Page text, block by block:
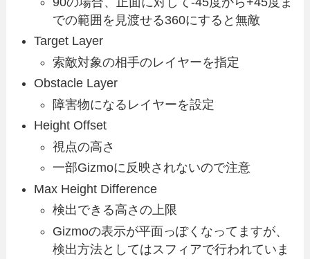
での範囲を見渡せる360にすると無敵
Target Layer
索敵対象の相手のレイヤーを指定
Obstacle Layer
障害物になるレイヤーを設定
Height Offset
視点の高さ
一部Gizmoに反映されないので注意
Max Height Difference
検出できる高さの上限
Gizmoの表示が平面っぽくなってますが、
検出方法としてはスフィアで行われていま